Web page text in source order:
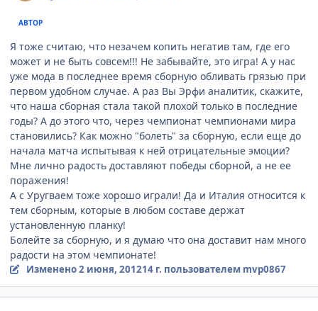
АВТОР
Я тоже считаю, что незачем копить негатив там, где его
может и не быть совсем!!! Не забывайте, это игра! А у нас
уже мода в последнее время сборную обливать грязью при
первом удобном случае. А раз Вы Эрфи аналитик, скажите,
что наша сборная стала такой плохой только в последние
годы? А до этого что, через чемпионат чемпионами мира
становились? Как можно "болеть" за сборную, если еще до
начала матча испытывая к ней отрицательные эмоции?
Мне лично радость доставляют победы сборной, а не ее
поражения!
А с Уругваем тоже хорошо играли! Да и Италия относится к
тем сборным, которые в любом составе держат
установленную планку!
Болейте за сборную, и я думаю что она доставит нам много
радости на этом чемпионате!
Изменено2 июня, 201214 г. пользователем mvp0867